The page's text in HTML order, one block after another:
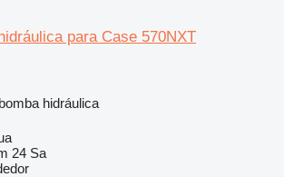
para Case 570NXT
hidráulica
24 Sa